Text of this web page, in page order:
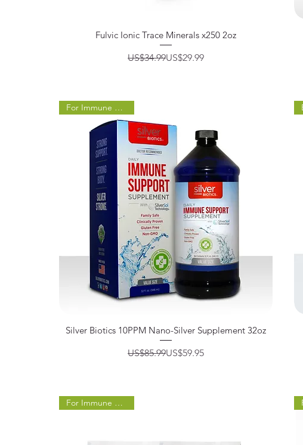
제품보기
Fulvic Ionic Trace Minerals x250 2oz
일반가
US$34.99할인가
US$29.99
제품보기
For Immune Support
Silver Biotics 10PPM Nano-Silver Supplement 32oz
일반가
US$85.99할인가
US$59.95
For Immune Support